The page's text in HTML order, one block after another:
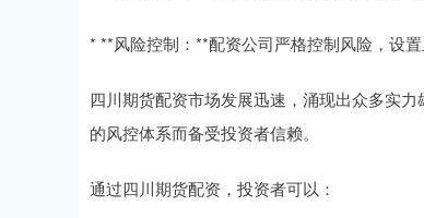
* **风险控制：**配资公司严格控制风险，设
四川期货配资市场发展迅速，涌现出众多实
的风控体系而备受投资者信赖。
通过四川期货配资，投资者可以：